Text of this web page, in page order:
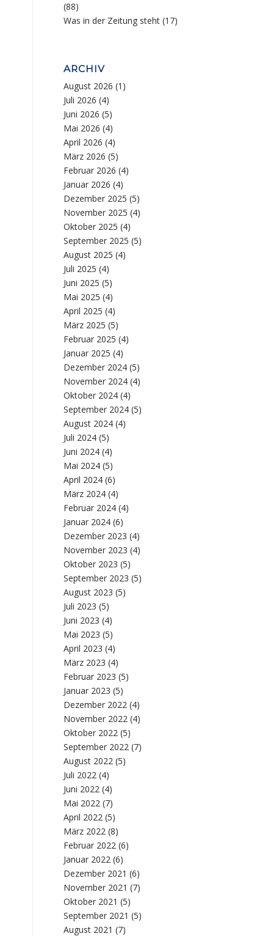
(88)
Was in der Zeitung steht (17)
ARCHIV
August 2026 (1)
Juli 2026 (4)
Juni 2026 (5)
Mai 2026 (4)
April 2026 (4)
März 2026 (5)
Februar 2026 (4)
Januar 2026 (4)
Dezember 2025 (5)
November 2025 (4)
Oktober 2025 (4)
September 2025 (5)
August 2025 (4)
Juli 2025 (4)
Juni 2025 (5)
Mai 2025 (4)
April 2025 (4)
März 2025 (5)
Februar 2025 (4)
Januar 2025 (4)
Dezember 2024 (5)
November 2024 (4)
Oktober 2024 (4)
September 2024 (5)
August 2024 (4)
Juli 2024 (5)
Juni 2024 (4)
Mai 2024 (5)
April 2024 (6)
März 2024 (4)
Februar 2024 (4)
Januar 2024 (6)
Dezember 2023 (4)
November 2023 (4)
Oktober 2023 (5)
September 2023 (5)
August 2023 (5)
Juli 2023 (5)
Juni 2023 (4)
Mai 2023 (5)
April 2023 (4)
März 2023 (4)
Februar 2023 (5)
Januar 2023 (5)
Dezember 2022 (4)
November 2022 (4)
Oktober 2022 (5)
September 2022 (7)
August 2022 (5)
Juli 2022 (4)
Juni 2022 (4)
Mai 2022 (7)
April 2022 (5)
März 2022 (8)
Februar 2022 (6)
Januar 2022 (6)
Dezember 2021 (6)
November 2021 (7)
Oktober 2021 (5)
September 2021 (5)
August 2021 (7)